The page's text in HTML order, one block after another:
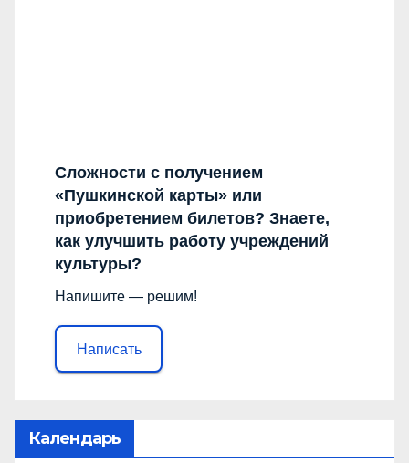
Сложности с получением
«Пушкинской карты» или
приобретением билетов? Знаете,
как улучшить работу учреждений
культуры?
Напишите — решим!
Написать
Календарь